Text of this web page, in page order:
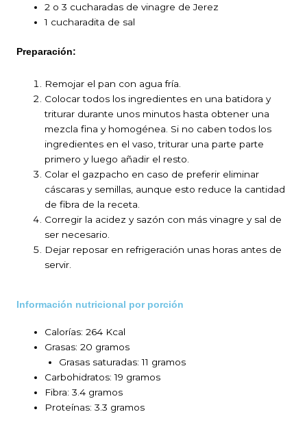
2 o 3 cucharadas de vinagre de Jerez
1 cucharadita de sal
Preparación:
Remojar el pan con agua fría.
Colocar todos los ingredientes en una batidora y
triturar durante unos minutos hasta obtener una
mezcla fina y homogénea. Si no caben todos los
ingredientes en el vaso, triturar una parte parte
primero y luego añadir el resto.
Colar el gazpacho en caso de preferir eliminar
cáscaras y semillas, aunque esto reduce la cantidad
de fibra de la receta.
Corregir la acidez y sazón con más vinagre y sal de
ser necesario.
Dejar reposar en refrigeración unas horas antes de
servir.
Información nutricional por porción
Calorías: 264 Kcal
Grasas: 20 gramos
Grasas saturadas: 11 gramos
Carbohidratos: 19 gramos
Fibra: 3.4 gramos
Proteínas: 3.3 gramos